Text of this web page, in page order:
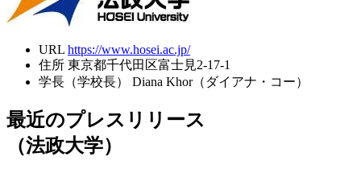
URL https://www.hosei.ac.jp/
住所 東京都千代田区富士見2-17-1
学長（学校長）
Diana Khor（ダイアナ・コー）
最近のプレスリリース
（法政大学）